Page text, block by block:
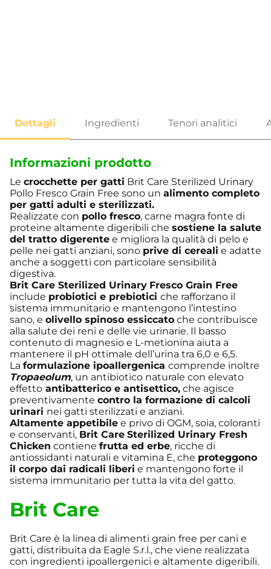
Informazioni prodotto
Le crocchette per gatti Brit Care Sterilized Urinary
Pollo Fresco Grain Free sono un alimento completo
per gatti adulti e sterilizzati.
Realizzate con pollo fresco, carne magra fonte di
proteine altamente digeribili che sostiene la salute
del tratto digerente e migliora la qualità di pelo e
pelle nei gatti anziani, sono prive di cereali e adatte
anche a soggetti con particolare sensibilità
digestiva.
Brit Care Sterilized Urinary Fresco Grain Free
include probiotici e prebiotici che rafforzano il
sistema immunitario e mantengono l’intestino
sano, e olivello spinoso essiccato che contribuisce
alla salute dei reni e delle vie urinarie. Il basso
contenuto di magnesio e L-metionina aiuta a
mantenere il pH ottimale dell’urina tra 6,0 e 6,5.
La formulazione ipoallergenica comprende inoltre
Tropaeolum, un antibiotico naturale con elevato
effetto antibatterico e antisettico, che agisce
preventivamente contro la formazione di calcoli
urinari nei gatti sterilizzati e anziani.
Altamente appetibile e privo di OGM, soia, coloranti
e conservanti, Brit Care Sterilized Urinary Fresh
Chicken contiene frutta ed erbe, ricche di
antiossidanti naturali e vitamina E, che proteggono
il corpo dai radicali liberi e mantengono forte il
sistema immunitario per tutta la vita del gatto.
Brit Care
Brit Care è la linea di alimenti grain free per cani e
gatti, distribuita da Eagle S.r.l., che viene realizzata
con ingredienti ipoallergenici e altamente digeribili.